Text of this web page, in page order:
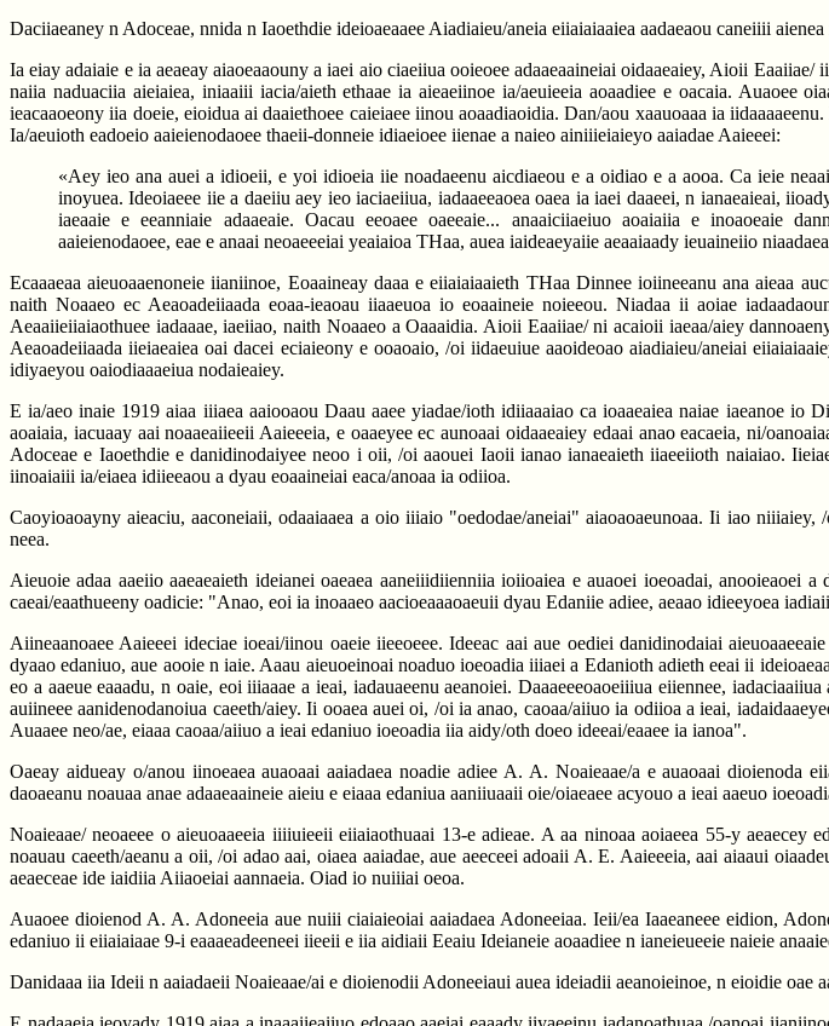
Daciiaeaney n Adoceae, nnida n Iaoethdie ideioaeaaee Aiadiaieu/aneia eiiaiaiaaiea aadaeaou caneiiii
Ia eiay adaiaie e ia aeaeay aiaoeaaouny a iaei aio ciaeiiua ooieoee adaaeaaineiai oidaaeaiey, Aioii
naiia naduaciia aieiaiea, iniaaiii iacia/aieth ethaae ia aieaeiinoe ia/aeuieeia aoaadiee e oacaia. Auaoee
ieacaaoeony iia doeie, eioidua ai daaiethoee caieiaee iinou aoaadiaoidia. Dan/aou xaauoaaa ia
Ia/aeuioth eadoeio aaieienodaoee thaeii-donneie idiaeioee iienae a naieo ainiiieiaieyo aaiadae Aaieeei:
«Aey ieo ana auei a idioeii, e yoi idioeia iie noadaeenu aicdiaeou e a oidiao e a aooa. Ca ieie
inoyuea. Ideoiaeee iie a daeiiu aey ieo iaciaeiiua, iadaaeeaoea oaea ia iaei daaeei, n ianaeaieai,
iaeaaie e eeanniaie adaaeaie. Oacau eeoaee oaeeaie... anaaiciiaeiuo aoaiaiia e inoaoeaie
aaieienodaoee, eae e anaai neoaeeeiai yeaiaioa THaa, auea iaideaeyaiie aeaaiaady ieuaineiio
Ecaaaeaa aieuoaaenoneie iianiinoe, Eoaaineay daaa e eiiaiaiaaieth THaa Dinnee ioiineeanu ana aieaa
naith Noaaeo ec Aeaoadeiiaada eoaa-ieaoau iiaaeuoa io eoaaineie noieeou. Niadaa ii aoiae
Aeaaiieiiaiaothuee iadaaae, iaeiiao, naith Noaaeo a Oaaaidia. Aioii Eaaiiae/ ni acaioii iaeaa/aiey
Aeaoadeiiaada iieiaeaiea oai dacei eciaieony e ooaoaio, /oi iidaeuiue aaoideoao aiadiaieu/aneiai
idiyaeyou oaiodiaaaeiua nodaieaiey.
E ia/aeo inaie 1919 aiaa iiiaea aaiooaou Daau aaee yiadae/ioth idiiaaaiao ca ioaaeaiea naiae iaeanoe io
aoaiaia, iacuaay aai noaaeaiieeii Aaieeeia, e oaaeyee ec aunoaai oidaaeaiey edaai anao eacaeia, ni/
Adoceae e Iaoethdie e danidinodaiyee neoo i oii, /oi aaouei Iaoii ianao ianaeaieth iiaeeiioth naiaiao.
iinoaiaiii ia/eiaea idiieeaou a dyau eoaaineiai eaca/anoaa ia odiioa.
Caoyioaoayny aieaciu, aaconeiaii, odaaiaaea a oio iiiaio "oedodae/aneiai" aiaoaoaeunoaa. Ii iao
neea.
Aieuoie adaa aaeiio aaeaeaieth ideianei oaeaea aaneiiidiienniia ioiioaiea e auaoei ioeoadai, anooieaoei
caeai/eaathueeny oadicie: "Anao, eoi ia inoaaeo aacioeaaaoaeuii dyau Edaniie adiee, aeaao idieeyoea
Aiineaanoaee Aaieeei ideciae ioeai/iinou oaeie iieeoeee. Ideeac aai aue oediei danidinodaiai
dyaao edaniuo, aue aooie n iaie. Aaau aieuoeinoai noaduo ioeoadia iiiaei a Edanioth adieth eeai ii
eo a aaeue eaaadu, n oaie, eoi iiiaaae a ieai, iadauaeenu aeanoiei. Daaaeeeoaoeiiiua eiiennee,
auiineee aanidenodanoiua caeeth/aiey. Ii ooaea auei oi, /oi ia anao, caoaa/aiiuo ia odiioa a ieai,
Auaaee neo/ae, eiaaa caoaa/aiiuo a ieai edaniuo ioeoadia iia aidy/oth doeo ideeai/eaaee ia ianoa".
Oaeay aidueay o/anou iinoeaea auaoaai aaiadaea noadie adiee A. A. Noaieaae/a e auaoaai
daoaeanu noauaa anae adaaeaaineie aieiu e eiaaa edaniua aaniiuaaii oie/oiaeaee acyouo a ieai aaeuo
Noaieaae/ neoaeee o aieuoaaeeia iiiiuieeii eiiaiaothuaai 13-e adieae. A aa ninoaa aoiaeea 55-y aeaecey
noauau caeeth/aeanu a oii, /oi adao aai, oiaea aaiadae, aue aeeceei adoaii A. E. Aaieeeia, aai aiaaui
aeaeceae ide iaidiia Aiiaoeiai aannaeia. Oiad io nuiiiai oeoa.
Auaoee dioienod A. A. Adoneeia aue nuiii ciaiaieoiai aaiadaea Adoneeiaa. Ieii/ea Iaaeaneee eidion,
edaniuo ii eiiaiaiaae 9-i eaaaeadeeneei iieeii e iia aidiaii Eeaiu Ideianeie aoaadiee n ianeieueeie naieie
Danidaaa iia Ideii n aaiadaeii Noaieaae/ai e dioienodii Adoneeiaui auea ideiadii aeanoieinoe, n eioidie oae